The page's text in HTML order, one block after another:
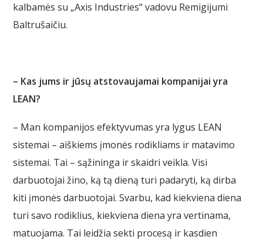
kalbamės su „Axis Industries“ vadovu Remigijumi
Baltrušaičiu.
– Kas jums ir jūsų atstovaujamai kompanijai yra
LEAN?
– Man kompanijos efektyvumas yra lygus LEAN
sistemai – aiškiems įmonės rodikliams ir matavimo
sistemai. Tai – sąžininga ir skaidri veikla. Visi
darbuotojai žino, ką tą dieną turi padaryti, ką dirba
kiti įmonės darbuotojai. Svarbu, kad kiekviena diena
turi savo rodiklius, kiekviena diena yra vertinama,
matuojama. Tai leidžia sekti procesą ir kasdien